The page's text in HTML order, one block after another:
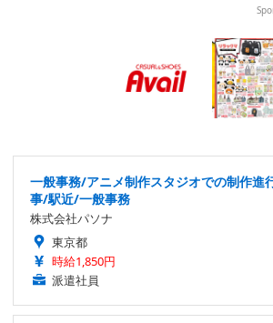
一般事務/アニメ制作スタジオでの制作進
事/駅近/一般事務
株式会社パソナ
東京都
時給1,850円
派遣社員